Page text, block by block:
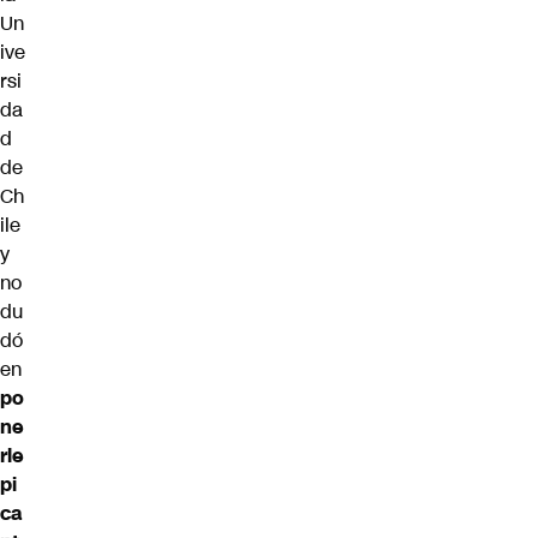
Un
ive
rsi
da
d
de
Ch
ile
y
no
du
dó
en
po
ne
rle
pi
ca